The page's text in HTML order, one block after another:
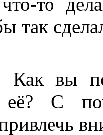
так
Как вы
её? С